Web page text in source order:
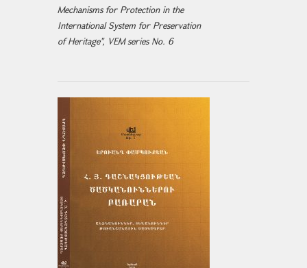
Mechanisms for Protection in the
International System for Preservation
of Heritage", VEM series No. 6